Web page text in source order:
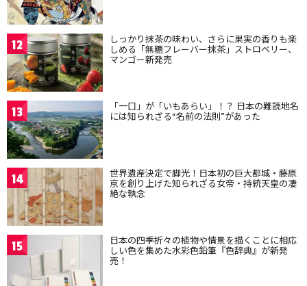
12 しっかり抹茶の味わい、さらに果実の香りも楽
しめる「無糖フレーバー抹茶」ストロベリー、
マンゴー新発売
13 「一口」が「いもあらい」！？ 日本の難読地名
には知られざる“名前の法則”があった
14 世界遺産決定で脚光！日本初の巨大都城・藤原
京を創り上げた知られざる女帝・持統天皇の凄
絶な執念
15 日本の四季折々の植物や情景を描くことに相応
しい色を集めた水彩色鉛筆『色辞典』が新発
売！